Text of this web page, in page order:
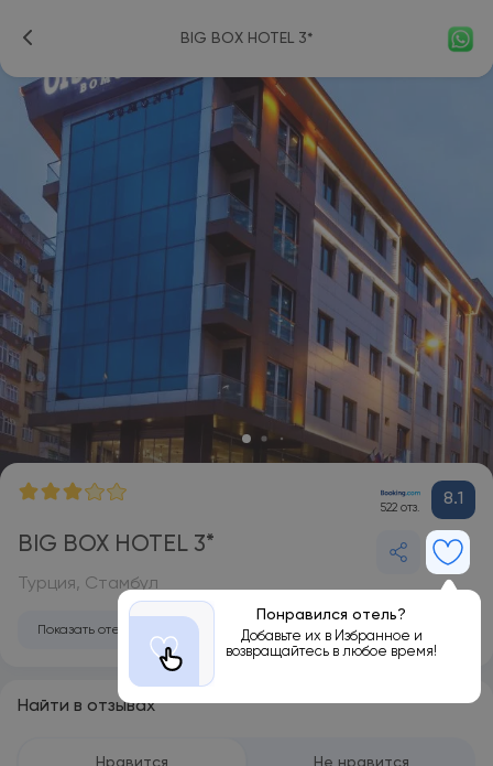
BIG BOX HOTEL 3*
522 отз. 8.1
BIG BOX HOTEL 3*
Понравился отель?
Добавьте их в Избранное и
возвращайтесь в любое время!
Турция, Стамбул
Показать отель на карте
Найти в отзывах
Нравится Не нравится